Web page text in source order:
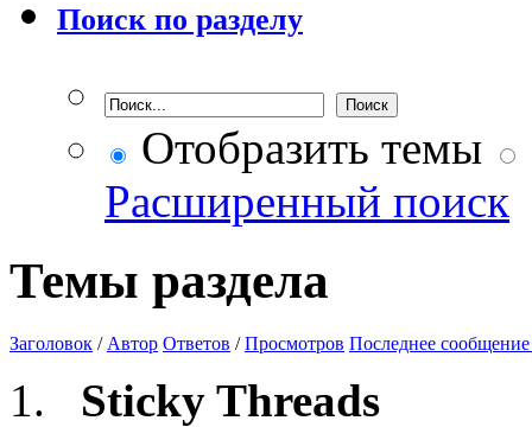
Поиск по разделу
Отобразить темы
Расширенный поиск
Темы раздела
Заголовок / Автор Ответов /Просмотров Последнее сообщение
Sticky Threads